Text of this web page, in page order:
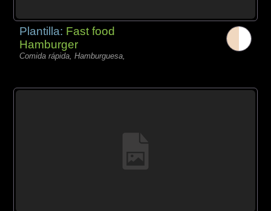
Plantilla: Fast food
Hamburger
Comida rápida, Hamburguesa,